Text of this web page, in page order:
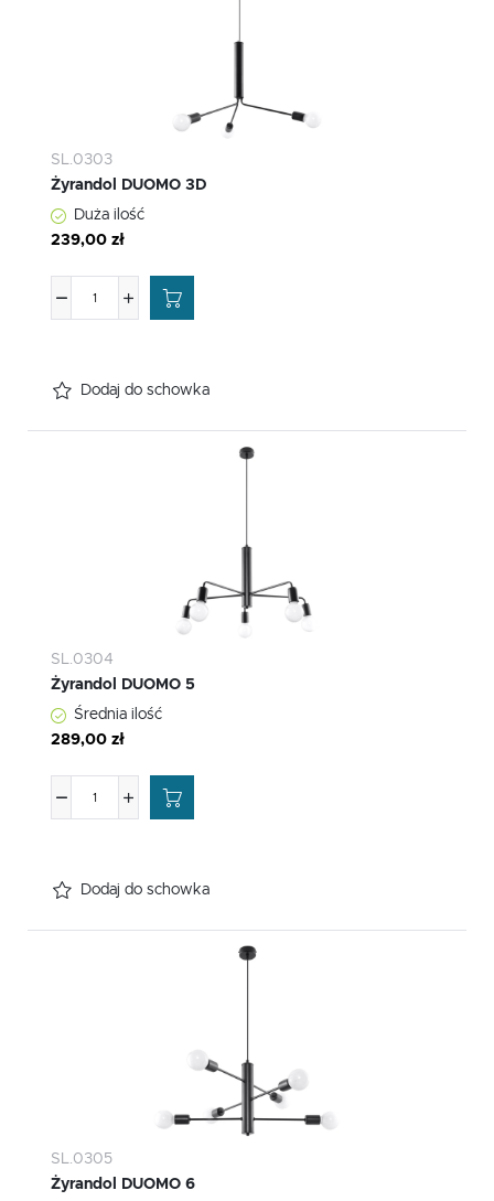
SL.0303
Żyrandol DUOMO 3D
Duża ilość
239,00 zł
Dodaj do schowka
SL.0304
Żyrandol DUOMO 5
Średnia ilość
289,00 zł
Dodaj do schowka
SL.0305
Żyrandol DUOMO 6